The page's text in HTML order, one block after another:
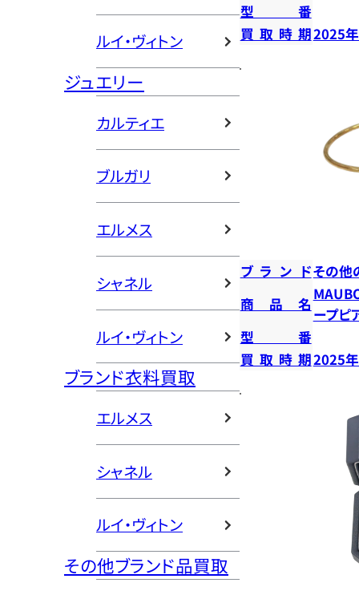
ルイ・ヴィトン
ジュエリー
カルティエ
ブルガリ
エルメス
シャネル
ルイ・ヴィトン
ブランド衣料買取
エルメス
シャネル
ルイ・ヴィトン
その他ブランド品買取
型番
買取時期2025
ブランドその他
商品名
ープピ
型番
買取時期2025